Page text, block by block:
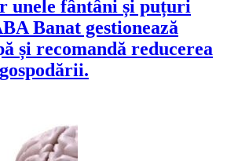
unele fântâni și puțuri
Banat gestionează
și recomandă reducerea